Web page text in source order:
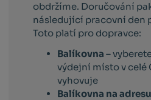
obdržíme. Doručování
následující pracovní den
Toto platí pro dopravce:
Balíkovna –
výdejní místo v celé
vyhovuje
Balíkovna na